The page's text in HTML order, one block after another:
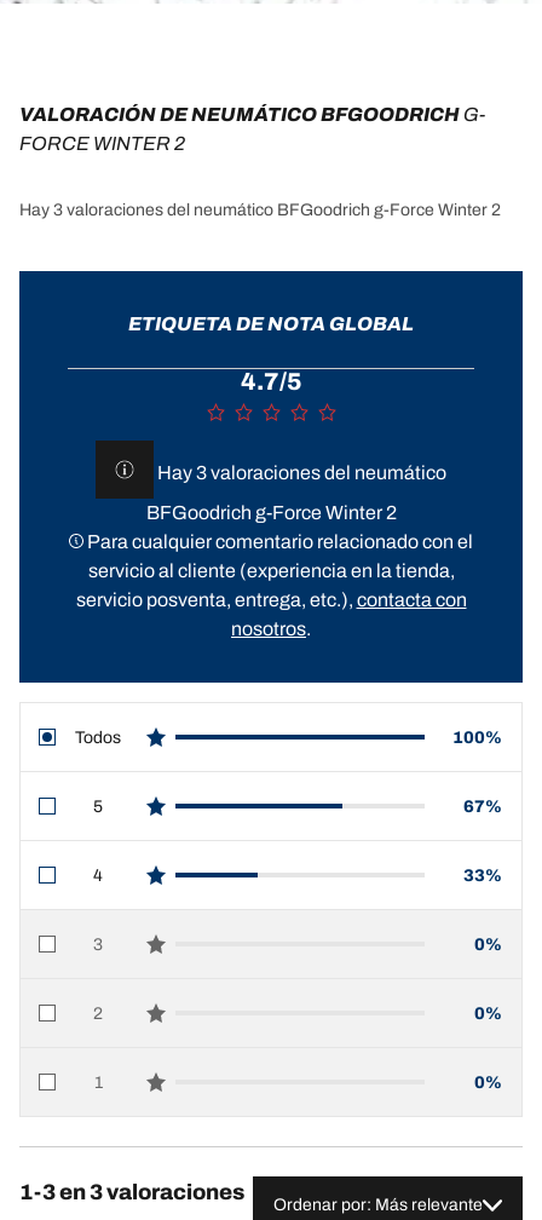
VALORACIÓN DE NEUMÁTICO BFGOODRICH G-
FORCE WINTER 2
Hay 3 valoraciones del neumático BFGoodrich g-Force Winter 2
ETIQUETA DE NOTA GLOBAL
4.7/5
Hay 3 valoraciones del neumático
BFGoodrich g-Force Winter 2
Para cualquier comentario relacionado con el
servicio al cliente (experiencia en la tienda,
servicio posventa, entrega, etc.), contacta con
nosotros.
Todos
star reviews
100%
5
star reviews
67%
4
star reviews
33%
3
star reviews
0%
2
star reviews
0%
1
star reviews
0%
1-3 en 3 valoraciones
Ordenar por: Más relevante